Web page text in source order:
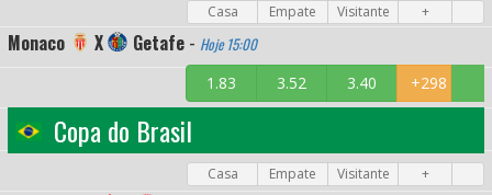
Casa Empate Visitante +
Monaco X Getafe - Hoje 15:00
1.83 3.52 3.40 +298
Copa do Brasil
Casa Empate Visitante +